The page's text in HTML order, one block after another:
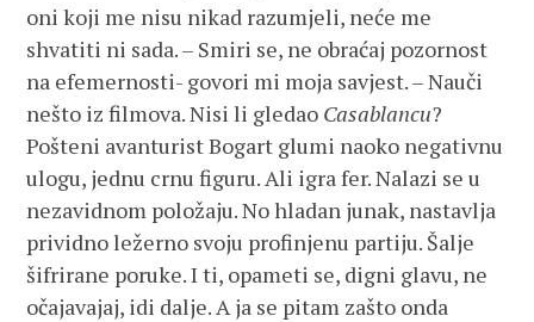
oni koji me nisu nikad razumjeli, neće me
shvatiti ni sada. – Smiri se, ne obraćaj pozornost
na efemernosti- govori mi moja savjest. – Nauči
nešto iz filmova. Nisi li gledao Casablancu?
Pošteni avanturist Bogart glumi naoko negativnu
ulogu, jednu crnu figuru. Ali igra fer. Nalazi se u
nezavidnom položaju. No hladan junak, nastavlja
prividno ležerno svoju profinjenu partiju. Šalje
šifrirane poruke. I ti, opameti se, digni glavu, ne
očajavajaj, idi dalje. A ja se pitam zašto onda